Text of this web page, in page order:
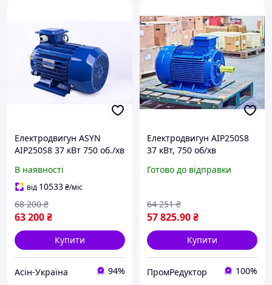
Електродвигун ASYN
АІР250S8 37 кВт 750 об./хв
В наявності
від 10533₴/міс
63 200₴
68 200 ₴
Купити
Асін-Україна 94%
Електродвигун АІР250S8
37 кВт, 750 об/хв
Готово до відправки
57 825.90₴
64 251 ₴
Купити
ПромРедуктор 100%